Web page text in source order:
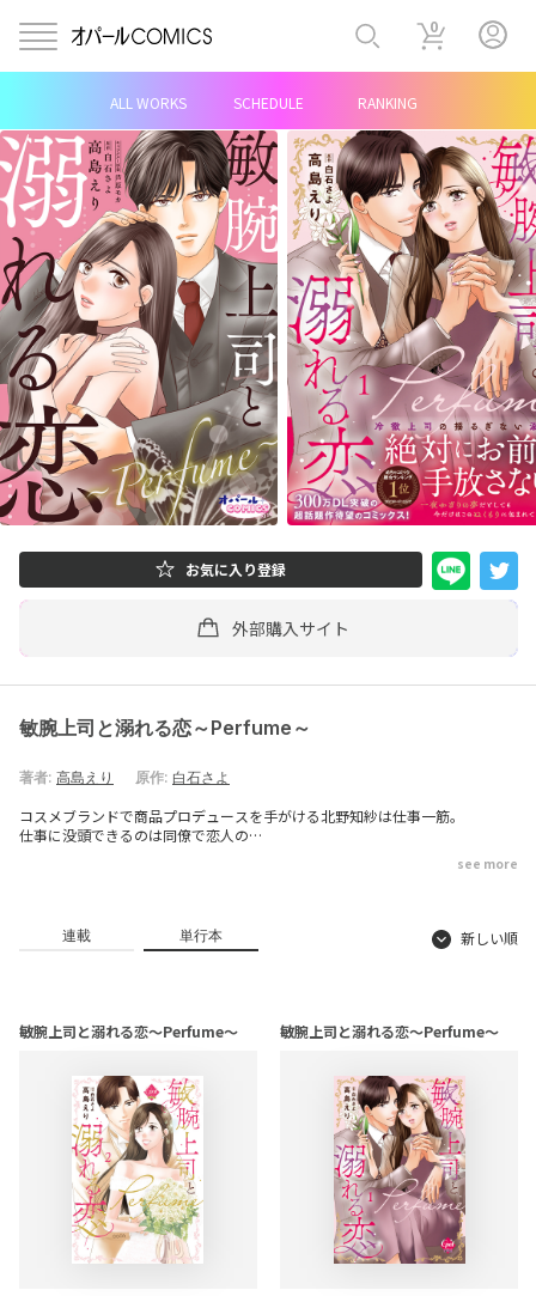
ALL WORKS SCHEDULE RANKING
0
お気に入り登録
外部購入サイト
敏腕上司と溺れる恋～Perfume～
著者: 高島えり 原作: 白石さよ
コスメブランドで商品プロデュースを手がける北野知紗は仕事一筋。
仕事に没頭できるのは同僚で恋人の
苦手意識を持っていた鬼上司・乃木の一言で事態が一変する。
「北野は俺と付き合っている」
恋愛ベタキャリアウーマン×非の打ち所のない冷徹上司の
オトナなラブストーリー！
see more
連載 単行本 新しい順
敏腕上司と溺れる恋～Perfume～ 敏腕上司と溺れる恋～Perfume～